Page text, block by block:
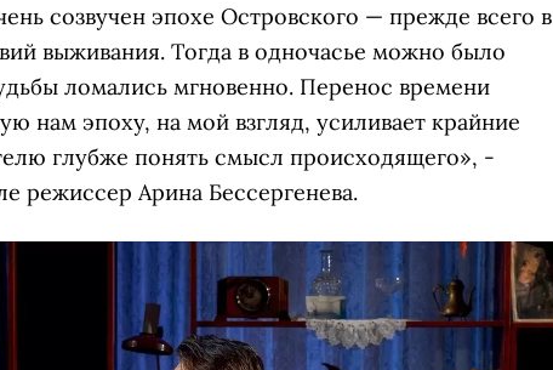
созвучен эпохе Островского — прежде всего в
выживания. Тогда в одночасье можно было
ломались мгновенно. Перенос времени
нам эпоху, на мой взгляд, усиливает крайние
глубже понять смысл происходящего», -
режиссер Арина Бессергенева.